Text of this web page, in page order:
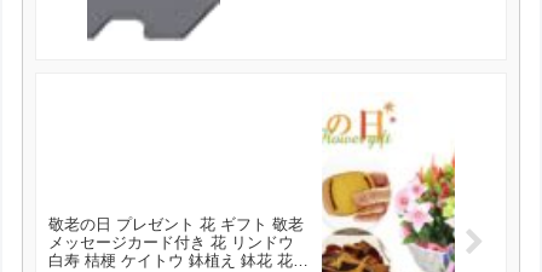
敬老の日 プレゼント 花 ギフト 敬老
メッセージカード付き 花 リンドウ
白寿 桔梗 ケイトウ 鉢植え 鉢花 花鉢